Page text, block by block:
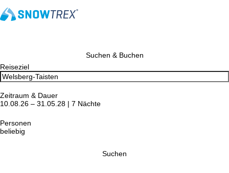
Suchen & Buchen
Reiseziel
Zeitraum & Dauer
10.08.26 – 31.05.28 | 7 Nächte
Personen
beliebig
Suchen